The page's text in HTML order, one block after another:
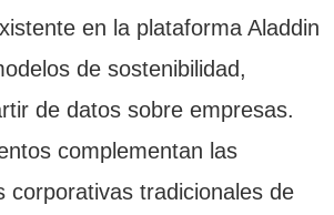
en la plataforma Aladdin
de sostenibilidad,
de datos sobre empresas.
complementan las
corporativas tradicionales de